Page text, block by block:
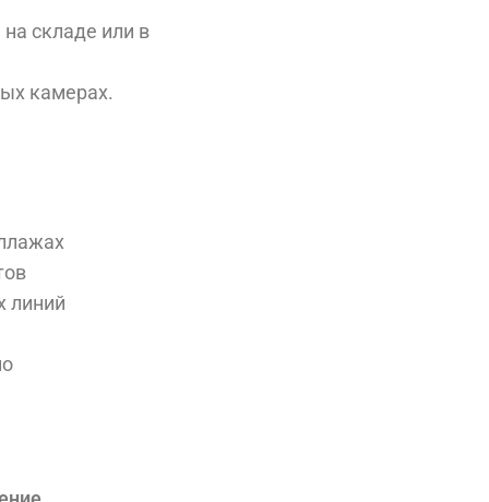
складе или в
камерах.
линий